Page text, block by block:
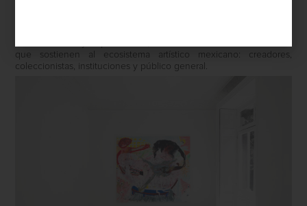
que sostienen al ecosistema artístico mexicano: creadores,
coleccionistas, instituciones y público general.